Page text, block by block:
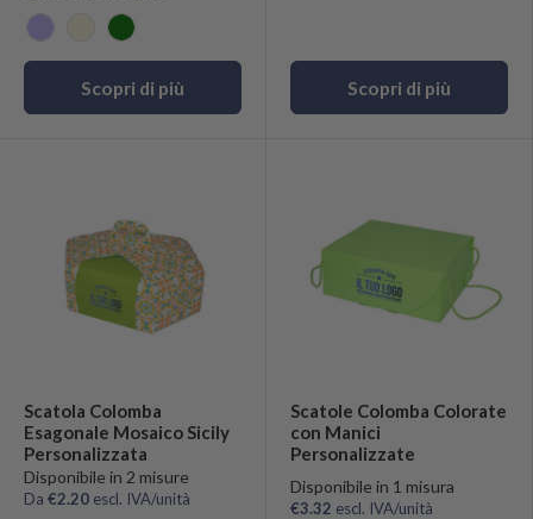
LillaSabbiaVerde
Scopri di più Scopri di più
Scatola Colomba
Esagonale Mosaico Sicily
Personalizzata
Disponibile in 2 misure
Da €2.20 escl. IVA/unità
Scatole Colomba Colorate
con Manici
Personalizzate
Disponibile in 1 misura
€3.32 escl. IVA/unità